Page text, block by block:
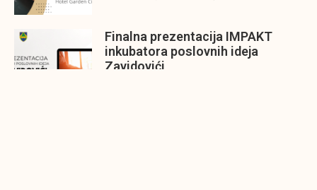
Finalna prezentacija IMPAKT
inkubatora poslovnih ideja
Zavidovići